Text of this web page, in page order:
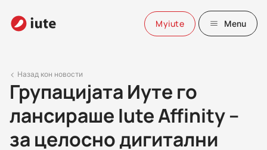
Myiute Menu
Назад кон новости
Групацијата Иуте го
лансираше Iute Affinity –
за целосно дигитални